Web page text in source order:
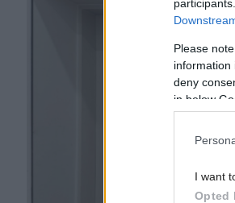
Please
information
deny
in below
I want
Opted